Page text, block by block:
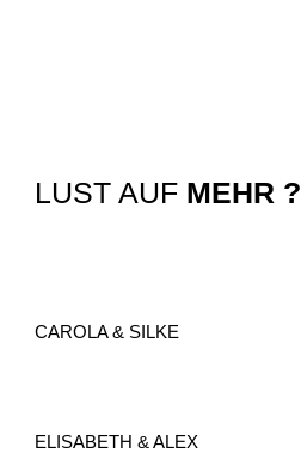
LUST AUF MEHR ?
CAROLA & SILKE
ELISABETH & ALEX